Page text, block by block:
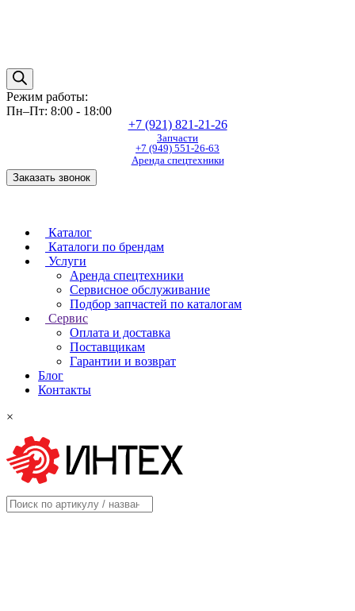
Режим работы:
Пн–Пт: 8:00 - 18:00
+7 (921) 821-21-26
Запчасти
+7 (949) 551-26-63
Аренда спецтехники
Заказать звонок
Каталог
Каталоги по брендам
Услуги
Аренда спецтехники
Сервисное обслуживание
Подбор запчастей по каталогам
Сервис
Оплата и доставка
Поставщикам
Гарантии и возврат
Блог
Контакты
×